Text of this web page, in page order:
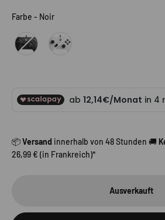
Farbe - NoirFarbe
📦Versand innerhalb von 48 Stunden 🚚
26,99 € (in Frankreich)*
Ausverkauft